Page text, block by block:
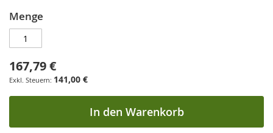
Menge
167,79 €
141,00 €
In den Warenkorb